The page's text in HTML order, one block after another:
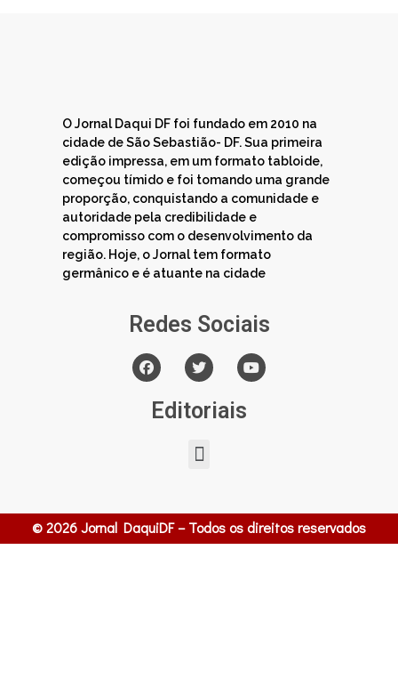
O Jornal Daqui DF foi fundado em 2010 na
cidade de São Sebastião- DF. Sua primeira
edição impressa, em um formato tabloide,
começou tímido e foi tomando uma grande
proporção, conquistando a comunidade e
autoridade pela credibilidade e
compromisso com o desenvolvimento da
região. Hoje, o Jornal tem formato
germânico e é atuante na cidade
Redes Sociais
Editoriais
© 2026 Jornal DaquiDF – Todos os direitos reservados